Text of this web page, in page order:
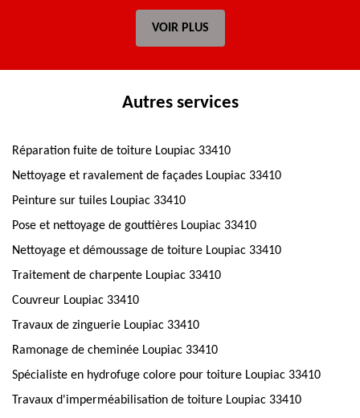
VOIR PLUS
Autres services
Réparation fuite de toiture Loupiac 33410
Nettoyage et ravalement de façades Loupiac 33410
Peinture sur tuiles Loupiac 33410
Pose et nettoyage de gouttières Loupiac 33410
Nettoyage et démoussage de toiture Loupiac 33410
Traitement de charpente Loupiac 33410
Couvreur Loupiac 33410
Travaux de zinguerie Loupiac 33410
Ramonage de cheminée Loupiac 33410
Spécialiste en hydrofuge colore pour toiture Loupiac 33410
Travaux d'imperméabilisation de toiture Loupiac 33410